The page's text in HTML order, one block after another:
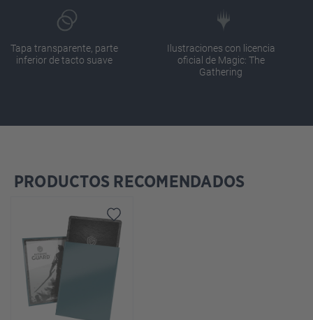
Tapa transparente, parte
inferior de tacto suave
Ilustraciones con licencia
oficial de Magic: The
Gathering
Omitir la galería de productos
PRODUCTOS RECOMENDADOS